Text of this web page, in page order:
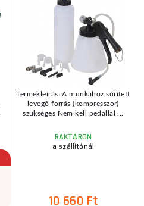
Termékleírás: A munkához sűrített
levegő forrás (kompresszor)
szükséges Nem kell pedállal ...
RAKTÁRON
a szállítónál
10 660 Ft